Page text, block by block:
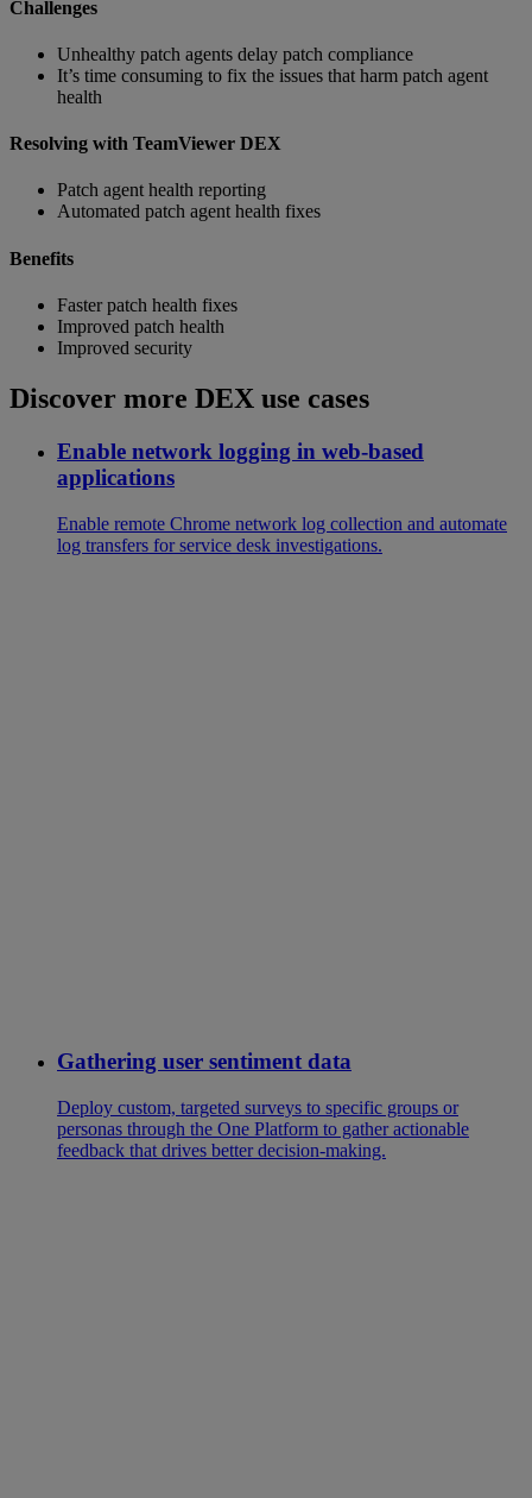
Challenges
Unhealthy patch agents delay patch compliance
It’s time consuming to fix the issues that harm patch agent
health
Resolving with TeamViewer DEX
Patch agent health reporting
Automated patch agent health fixes
Benefits
Faster patch health fixes
Improved patch health
Improved security
Discover more DEX use cases
Enable network logging in web-based
applications
Enable remote Chrome network log collection and automate
log transfers for service desk investigations.
Gathering user sentiment data
Deploy custom, targeted surveys to specific groups or
personas through the One Platform to gather actionable
feedback that drives better decision-making.